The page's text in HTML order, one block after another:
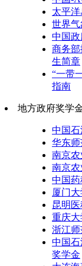
太平洋
世界气
中国政
商务部
生简章
“一带
指南
地方政府奖学
中国
华东
南京
南京
中国
厦门
昆明
重庆
浙江
中国
奖学金